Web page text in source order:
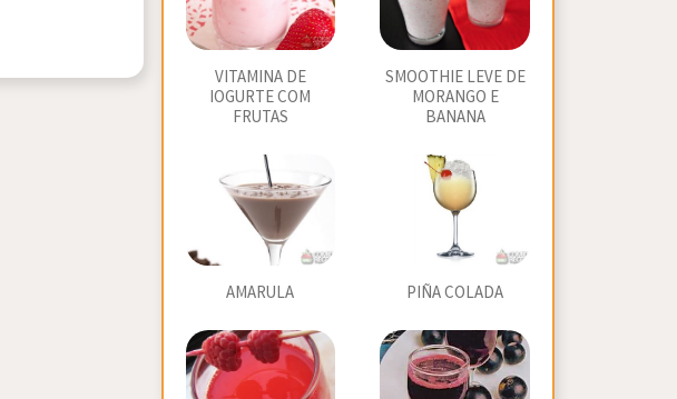
VITAMINA DE
IOGURTE COM
FRUTAS
SMOOTHIE LEVE DE
MORANGO E
BANANA
AMARULA PIÑA COLADA